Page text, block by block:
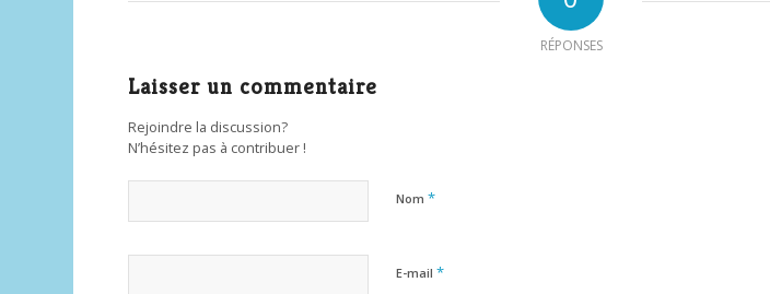
RÉPONSES
Laisser un commentaire
Rejoindre la discussion?
N’hésitez pas à contribuer !
Nom*
E-mail*